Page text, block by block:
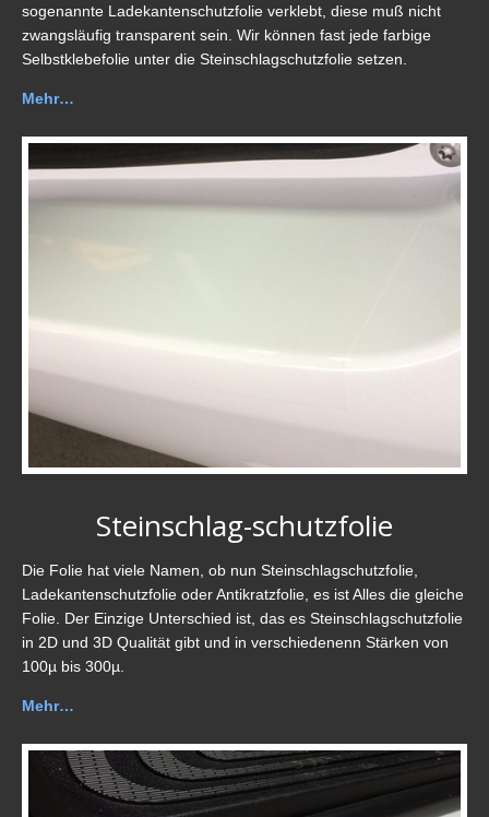
sogenannte Ladekantenschutzfolie verklebt, diese muß nicht
zwangsläufig transparent sein. Wir können fast jede farbige
Selbstklebefolie unter die Steinschlagschutzfolie setzen.
Mehr…
Steinschlag-schutzfolie
Die Folie hat viele Namen, ob nun Steinschlagschutzfolie,
Ladekantenschutzfolie oder Antikratzfolie, es ist Alles die gleiche
Folie. Der Einzige Unterschied ist, das es Steinschlagschutzfolie
in 2D und 3D Qualität gibt und in verschiedenenn Stärken von
100µ bis 300µ.
Mehr…